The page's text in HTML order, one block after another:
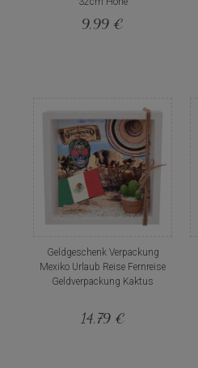
9,99 €
Geldgeschenk Verpackung
Mexiko Urlaub Reise Fernreise
Geldverpackung Kaktus
14,79 €